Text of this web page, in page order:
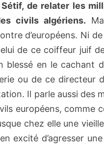
de relater les
civils algériens.
d’européens. Ni
de ce coiffeur juif
blessé en le cachant
ou de ce directeur
Il parle aussi des
européens, comme
chez elle une
excité d’agresser